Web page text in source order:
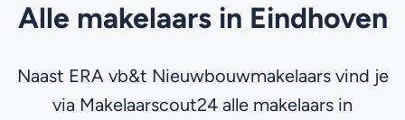
Alle makelaars in Eindhoven
Naast ERA vb&t Nieuwbouwmakelaars vind je
via Makelaarscout24 alle makelaars in